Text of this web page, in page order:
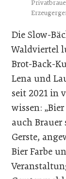
Die Slow-
Waldviertel
Brot-Back-
Lena und
seit 2021 in
wissen:
auch
Gerste,
Bier Farbe